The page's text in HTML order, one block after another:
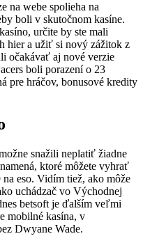
na webe spolieha na
boli v skutočnom kasíne.
určite by ste mali
hier a užiť si nový zážitok z
očakávať aj nové verzie
boli porazení o 23
pre hráčov, bonusové kredity
snažili neplatiť žiadne
ktoré môžete vyhrať
eso. Vidím tiež, ako môže
uchádzač vo Východnej
betsoft je ďalším veľmi
mobilné kasína, v
Dwyane Wade.